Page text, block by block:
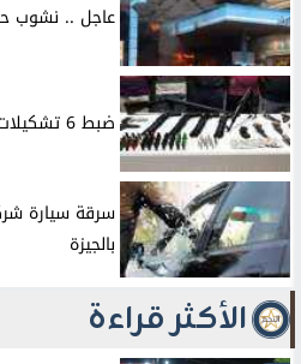
عاجل .. نشوب
ضبط 6 تشكيلات عصابية في حملة أمنية
سرقة سيارة
بالجيزة
الأكثر قراءة